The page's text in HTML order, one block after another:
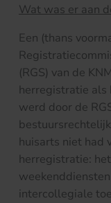
Wat was er aan
Een (thans
(RGS) van de
herregistratie als
werd door de
huisarts niet had
herregistratie:
intercollegiale